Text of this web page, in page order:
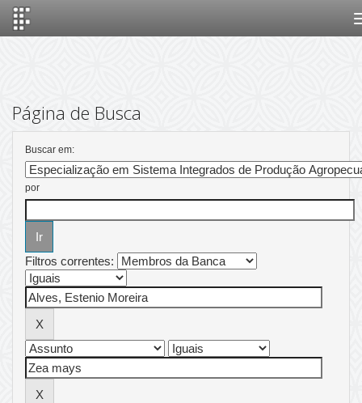
Página de Busca
Buscar em:
por
Filtros correntes: